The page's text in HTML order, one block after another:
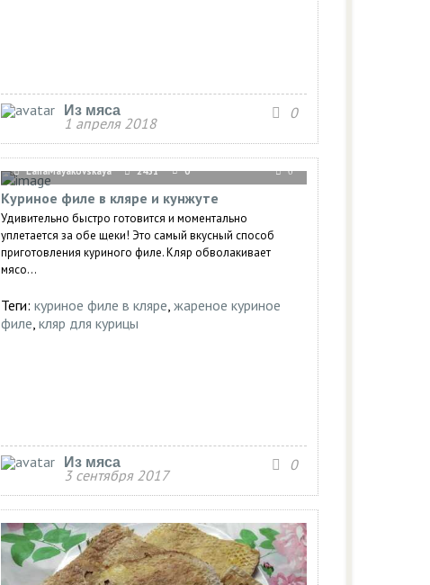
Из мяса
1 апреля 2018
0
LanaMayakovskaya 2431 0 0
Куриное филе в кляре и кунжуте
Удивительно быстро готовится и моментально
уплетается за обе щеки! Это самый вкусный способ
приготовления куриного филе. Кляр обволакивает
мясо...
Теги: куриное филе в кляре, жареное куриное
филе, кляр для курицы
Из мяса
3 сентября 2017
0